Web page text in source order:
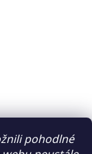
pohodlné